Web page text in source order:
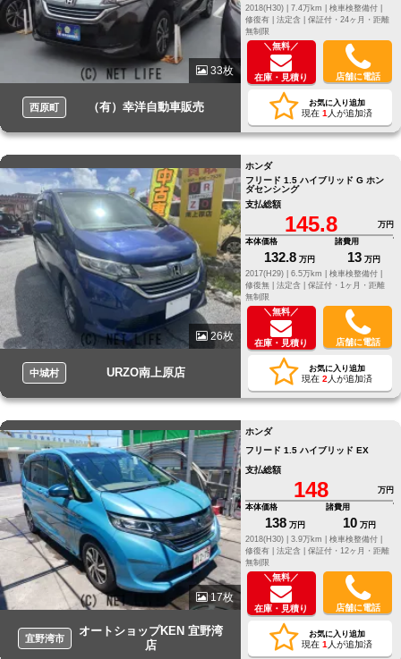
33枚
西原町 （有）幸洋自動車販売
2018(H30) |
7.4万km |
検車検整備付 |
修復有 | 法定含 | 保証付・24ヶ月・距離
無制限
＼無料／
在庫・見積り 店舗に電話
お気に入り追加
現在 1 人が追加済
26枚
中城村 URZO南上原店
ホンダ
フリード 1.5 ハイブリッド G ホン
ダセンシング
支払総額
145.8
万円
本体価格
132.8 万円
諸費用
13 万円
2017(H29) |
6.5万km |
検車検整備付 |
修復無 | 法定含 | 保証付・1ヶ月・距離
無制限
＼無料／
在庫・見積り 店舗に電話
お気に入り追加
現在 2 人が追加済
17枚
宜野湾市
オートショップKEN 宜野湾
店
ホンダ
フリード 1.5 ハイブリッド EX
支払総額
148
万円
本体価格
138 万円
諸費用
10 万円
2018(H30) |
3.9万km |
検車検整備付 |
修復有 | 法定含 | 保証付・12ヶ月・距離
無制限
＼無料／
在庫・見積り 店舗に電話
お気に入り追加
現在 1 人が追加済